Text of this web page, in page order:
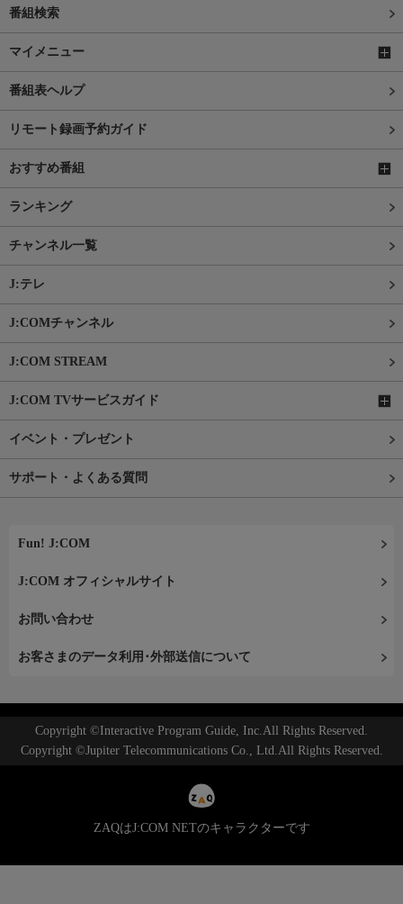
番組検索
マイメニュー
番組表ヘルプ
リモート録画予約ガイド
おすすめ番組
ランキング
チャンネル一覧
J:テレ
J:COMチャンネル
J:COM STREAM
J:COM TVサービスガイド
イベント・プレゼント
サポート・よくある質問
Fun! J:COM
J:COM オフィシャルサイト
お問い合わせ
お客さまのデータ利用･外部送信について
Copyright ©Interactive Program Guide, Inc.All Rights Reserved.
Copyright ©Jupiter Telecommunications Co., Ltd.All Rights Reserved.
ZAQはJ:COM NETのキャラクターです